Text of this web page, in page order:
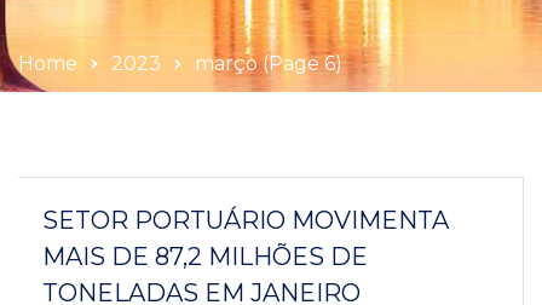
Home 2023 março(Page 6)
SETOR PORTUÁRIO MOVIMENTA
MAIS DE 87,2 MILHÕES DE
TONELADAS EM JANEIRO